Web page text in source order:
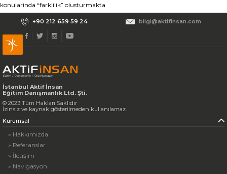
konularinda “farklilik” olusturmakta
+90 212 659 59 24 bilgi@aktifinsan.com
İstanbul Aktif İnsan
Eğitim Danışmanlık Ltd. Şti.
© 2023 Tüm Hakları Saklıdır
İzinsiz ve kaynak gösterilmeden kullanılamaz.
Kurumsal
» Hakkımızda
» Referanslar
» İletişim
» Navigasyon